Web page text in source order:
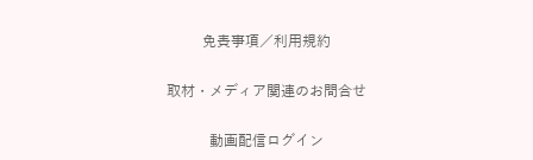
免責事項／利用規約
取材・メディア関連のお問合せ
動画配信ログイン